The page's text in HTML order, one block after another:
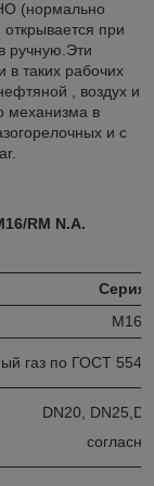
(нормально
при
ручную.Эти
в таких рабочих
, воздух и
механизма в
и с
RM N.A.
Серия
M16/
газ по ГОСТ
DN20,